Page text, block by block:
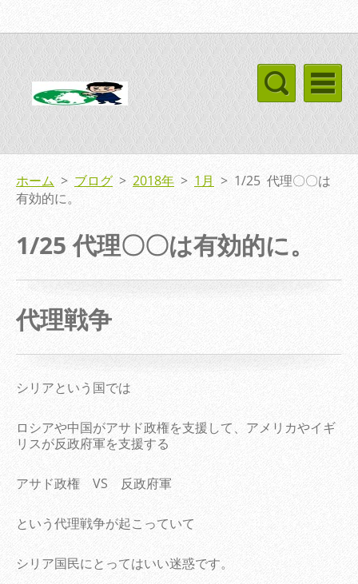
ホーム > ブログ > 2018年 > 1月 > 1/25 代理〇〇は
有効的に。
1/25 代理〇〇は有効的に。
代理戦争
シリアという国では
ロシアや中国がアサド政権を支援して、アメリカやイギ
リスが反政府軍を支援する
アサド政権 VS 反政府軍
という代理戦争が起こっていて
シリア国民にとってはいい迷惑です。